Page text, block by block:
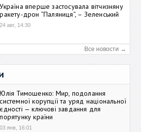
Україна вперше застосувала вітчизняну
ракету-дрон “Паляниця”, – Зеленський
24 авг, 14:30
Все новости →
Юлія Тимошенко: Мир, подолання
системної корупції та уряд національної
єдності — ключові завдання для
порятунку країни
03 янв, 16:01